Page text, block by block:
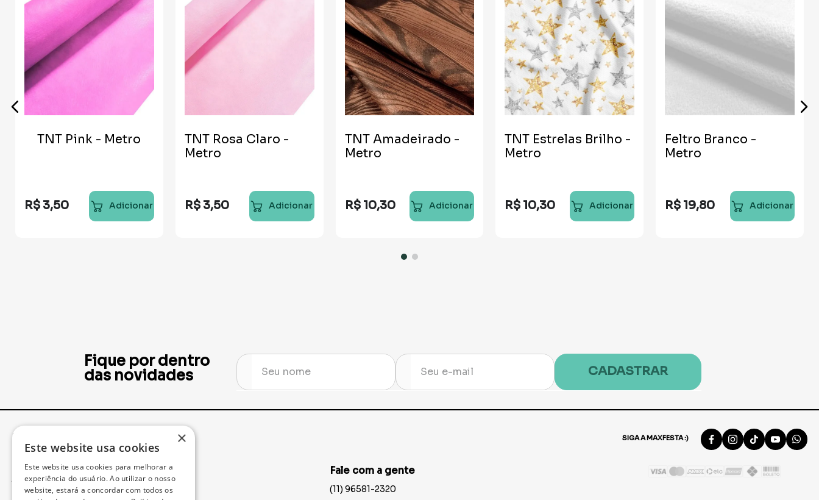
TNT Pink - Metro
R$ 3,50 Adicionar
TNT Rosa Claro -
Metro
R$ 3,50 Adicionar
TNT Amadeirado -
Metro
R$ 10,30 Adicionar
TNT Estrelas Brilho -
Metro
R$ 10,30 Adicionar
Feltro Branco -
Metro
R$ 19,80 Adicionar
Fique por dentro
das novidades
CADASTRAR
Institucional SIGA A MAXFESTA :)
Acompanhe seu Pedido
Fale com a gente
(11) 96581-2320
×
Este website usa cookies
Este website usa cookies para melhorar a
experiência do usuário. Ao utilizar o nosso
website, estará a concordar com todos os